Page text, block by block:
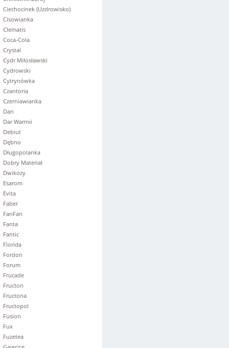
Ciechocinek (Uzdrowisko)
Cisowianka
Clematis
Coca-Cola
Crystal
Cydr Miłosławski
Cydrowski
Cytrynówka
Czantoria
Czerniawianka
Dan
Dar Warmii
Debiut
Dębno
Długopolanka
Dobry Materiał
Dwikozy
Esarom
Evita
Faber
FanFan
Fanta
Fantic
Florida
Fordon
Forum
Frucade
Fructon
Fructona
Fructopol
Fusion
Fux
Fuzetea